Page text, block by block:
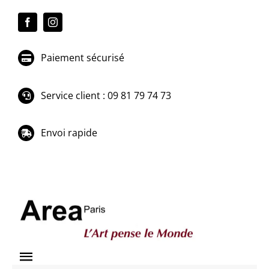
Paiement sécurisé
Service client : 09 81 79 74 73
Envoi rapide